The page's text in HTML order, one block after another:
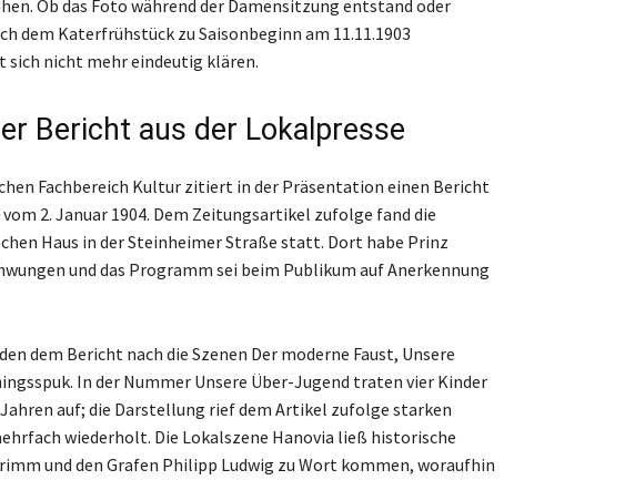
Ob das Foto während der Damensitzung entstand oder
dem Katerfrühstück zu Saisonbeginn am 11.11.1903
sich nicht mehr eindeutig klären.
Bericht aus der Lokalpresse
Fachbereich Kultur zitiert in der Präsentation einen Bericht
2. Januar 1904. Dem Zeitungsartikel zufolge fand die
Haus in der Steinheimer Straße statt. Dort habe Prinz
und das Programm sei beim Publikum auf Anerkennung
dem Bericht nach die Szenen Der moderne Faust, Unsere
In der Nummer Unsere Über-Jugend traten vier Kinder
auf; die Darstellung rief dem Artikel zufolge starken
wiederholt. Die Lokalszene Hanovia ließ historische
und den Grafen Philipp Ludwig zu Wort kommen, woraufhin